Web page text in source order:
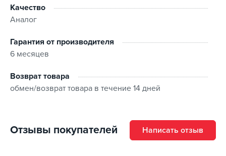
Качество
Аналог
Гарантия от производителя
6 месяцев
Возврат товара
обмен/возврат товара в течение 14 дней
Отзывы покупателей Написать отзыв